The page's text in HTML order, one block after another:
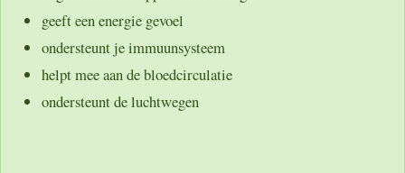
geeft een energie gevoel
ondersteunt je immuunsysteem
helpt mee aan de bloedcirculatie
ondersteunt de luchtwegen